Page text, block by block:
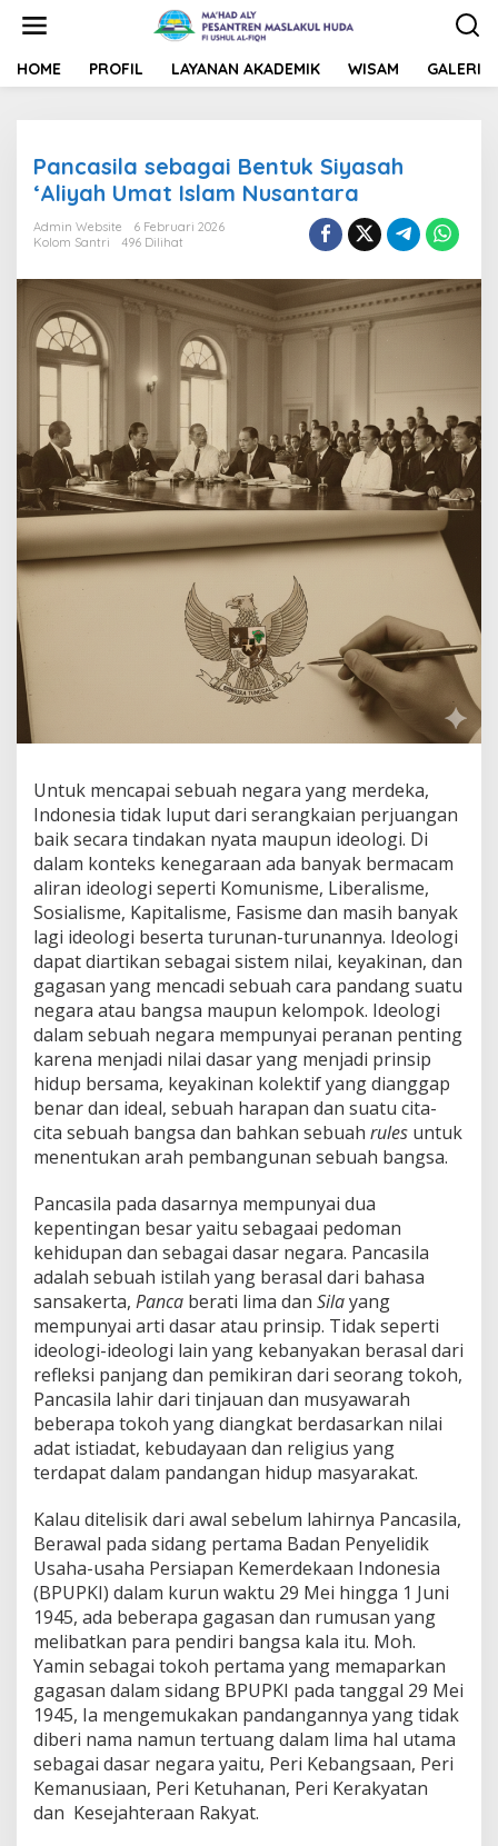
t
HOME PROFIL LAYANAN AKADEMIK WISAM GALERI
Pancasila sebagai Bentuk Siyasah
‘Aliyah Umat Islam Nusantara
Admin Website
6 Februari 2026
Kolom Santri
496 Dilihat
Untuk mencapai sebuah negara yang merdeka,
Indonesia tidak luput dari serangkaian perjuangan
baik secara tindakan nyata maupun ideologi. Di
dalam konteks kenegaraan ada banyak bermacam
aliran ideologi seperti Komunisme, Liberalisme,
Sosialisme, Kapitalisme, Fasisme dan masih banyak
lagi ideologi beserta turunan-turunannya. Ideologi
dapat diartikan sebagai sistem nilai, keyakinan, dan
gagasan yang mencadi sebuah cara pandang suatu
negara atau bangsa maupun kelompok. Ideologi
dalam sebuah negara mempunyai peranan penting
karena menjadi nilai dasar yang menjadi prinsip
hidup bersama, keyakinan kolektif yang dianggap
benar dan ideal, sebuah harapan dan suatu cita-
cita sebuah bangsa dan bahkan sebuah rules untuk
menentukan arah pembangunan sebuah bangsa.
Pancasila pada dasarnya mempunyai dua
kepentingan besar yaitu sebagaai pedoman
kehidupan dan sebagai dasar negara. Pancasila
adalah sebuah istilah yang berasal dari bahasa
sansakerta, Panca berati lima dan Silayang
mempunyai arti dasar atau prinsip. Tidak seperti
ideologi-ideologi lain yang kebanyakan berasal dari
refleksi panjang dan pemikiran dari seorang tokoh,
Pancasila lahir dari tinjauan dan musyawarah
beberapa tokoh yang diangkat berdasarkan nilai
adat istiadat, kebudayaan dan religius yang
terdapat dalam pandangan hidup masyarakat.
Kalau ditelisik dari awal sebelum lahirnya Pancasila,
Berawal pada sidang pertama Badan Penyelidik
Usaha-usaha Persiapan Kemerdekaan Indonesia
(BPUPKI) dalam kurun waktu 29 Mei hingga 1 Juni
1945, ada beberapa gagasan dan rumusan yang
melibatkan para pendiri bangsa kala itu. Moh.
Yamin sebagai tokoh pertama yang memaparkan
gagasan dalam sidang BPUPKI pada tanggal 29 Mei
1945, Ia mengemukakan pandangannya yang tidak
diberi nama namun tertuang dalam lima hal utama
sebagai dasar negara yaitu, Peri Kebangsaan, Peri
Kemanusiaan, Peri Ketuhanan, Peri Kerakyatan
dan Kesejahteraan Rakyat.